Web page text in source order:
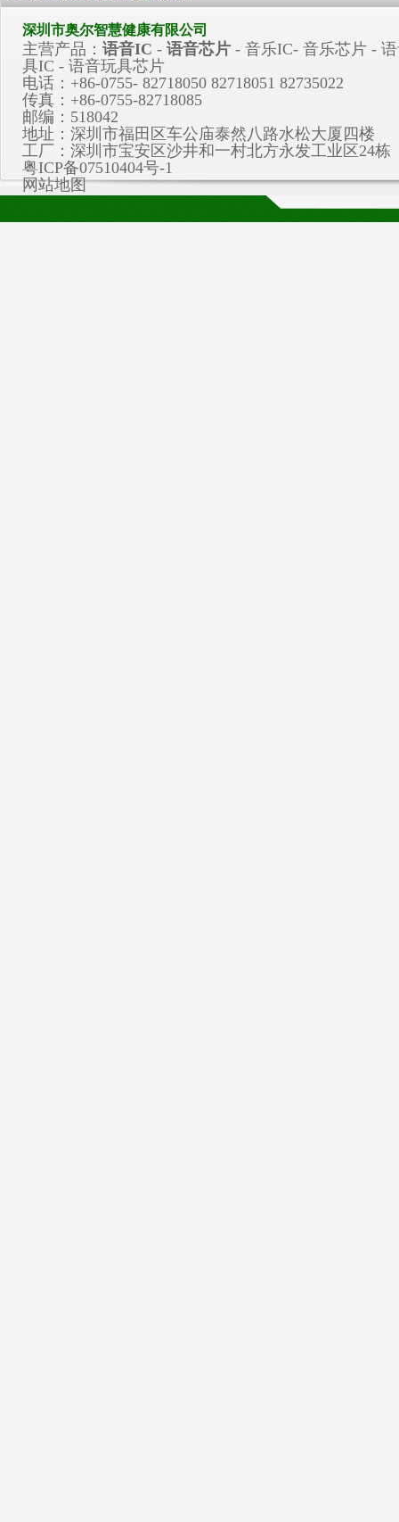
深圳市奥尔智慧健康有限公司
主营产品： 语音IC - 语音芯片 - 音乐IC- 音乐芯片 -
具IC - 语音玩具芯片
电话：+86-0755- 82718050 82718051 82735022
传真：+86-0755-82718085
邮编：518042
地址：深圳市福田区车公庙泰然八路水松大厦四楼
工厂：深圳市宝安区沙井和一村北方永发工业区24栋
粤ICP备07510404号-1
网站地图